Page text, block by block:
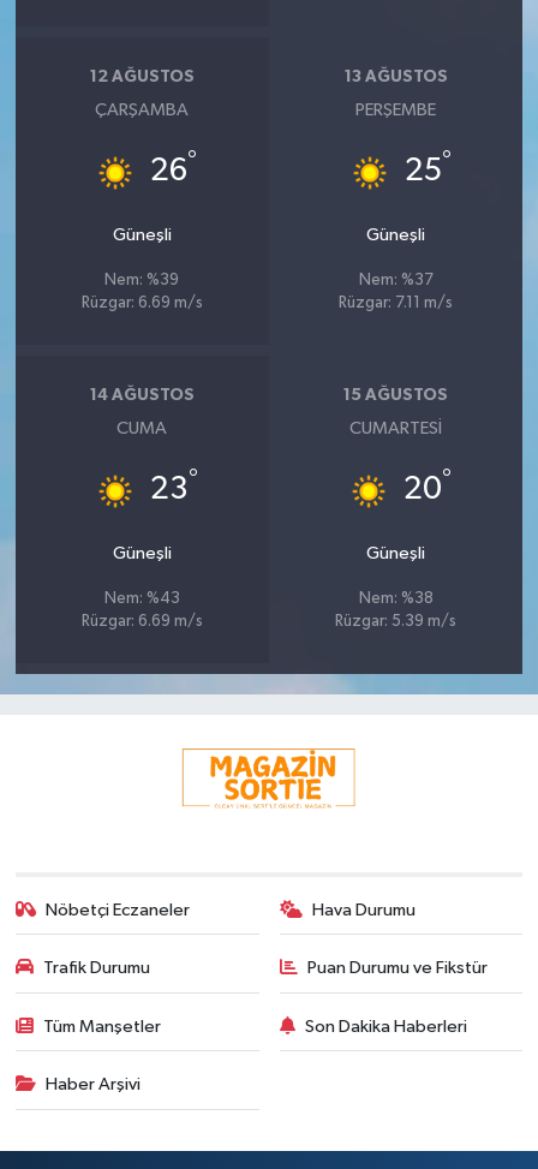
12 AĞUSTOS
ÇARŞAMBA
26°
Güneşli
Nem: %39
Rüzgar: 6.69 m/s
13 AĞUSTOS
PERŞEMBE
25°
Güneşli
Nem: %37
Rüzgar: 7.11 m/s
14 AĞUSTOS
CUMA
23°
Güneşli
Nem: %43
Rüzgar: 6.69 m/s
15 AĞUSTOS
CUMARTESI
20°
Güneşli
Nem: %38
Rüzgar: 5.39 m/s
Nöbetçi Eczaneler Hava Durumu
Trafik Durumu Puan Durumu ve Fikstür
Tüm Manşetler Son Dakika Haberleri
Haber Arşivi